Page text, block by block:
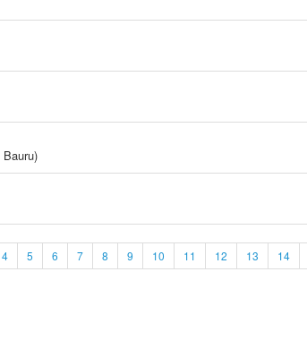
4 5 6 7 8 9 10 11 12 13 14